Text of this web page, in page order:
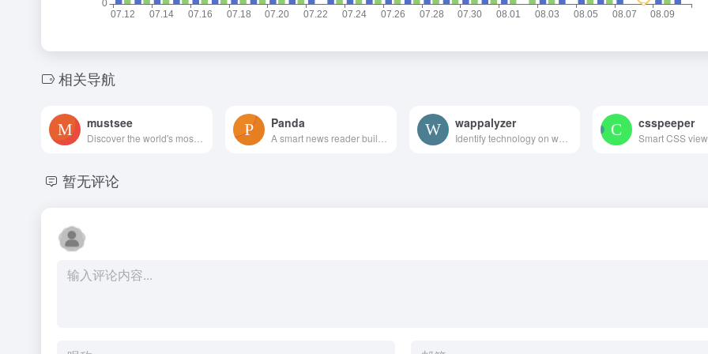
相关导航
mustsee Panda wappalyzer
Identify technology on websites
csspeeper
暂无评论